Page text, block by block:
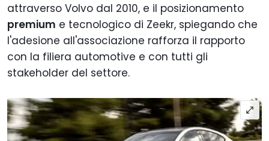
attraverso Volvo dal 2010, e il posizionamento
premium e tecnologico di Zeekr, spiegando che
l'adesione all'associazione rafforza il rapporto
con la filiera automotive e con tutti gli
stakeholder del settore.